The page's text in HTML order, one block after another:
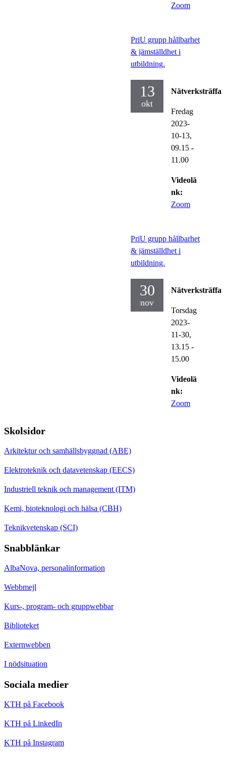
Zoom
PriU grupp hållbarhet
& jämställdhet i
utbildning.
13
okt
Nätverksträffar
Fredag
2023-
10-13,
09.15 -
11.00
Videolä
nk:
Zoom
PriU grupp hållbarhet
& jämställdhet i
utbildning.
30
nov
Nätverksträffar
Torsdag
2023-
11-30,
13.15 -
15.00
Videolä
nk:
Zoom
Skolsidor
Arkitektur och samhällsbyggnad (ABE)
Elektroteknik och datavetenskap (EECS)
Industriell teknik och management (ITM)
Kemi, bioteknologi och hälsa (CBH)
Teknikvetenskap (SCI)
Snabblänkar
AlbaNova, personalinformation
Webbmejl
Kurs-, program- och gruppwebbar
Biblioteket
Externwebben
I nödsituation
Sociala medier
KTH på Facebook
KTH på LinkedIn
KTH på Instagram